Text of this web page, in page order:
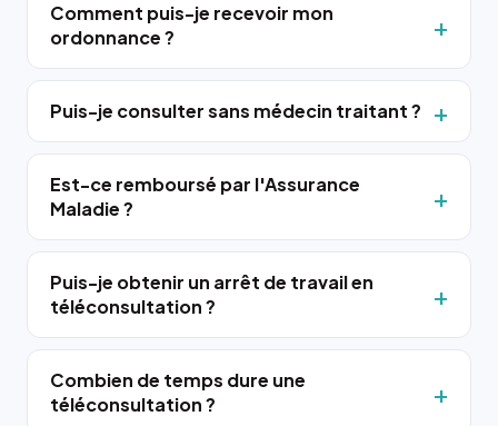
Comment puis-je recevoir mon
ordonnance ?
Puis-je consulter sans médecin traitant ?
Est-ce remboursé par l'Assurance
Maladie ?
Puis-je obtenir un arrêt de travail en
téléconsultation ?
Combien de temps dure une
téléconsultation ?